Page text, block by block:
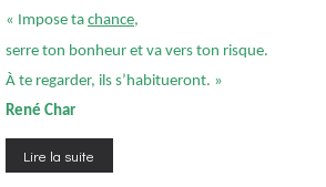
« Impose ta chance,
serre ton bonheur et va vers ton risque.
À te regarder, ils s’habitueront. »
René Char
Lire la suite